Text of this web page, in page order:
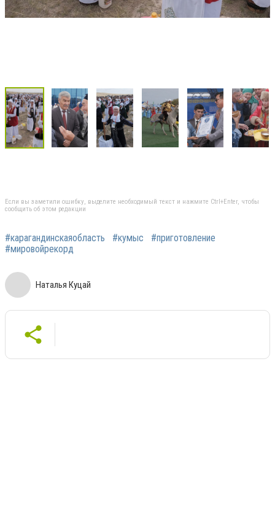
Если вы заметили ошибку, выделите необходимый текст и нажмите Ctrl+Enter, чтобы
сообщить об этом редакции
#карагандинскаяобласть #кумыс
#приготовление
#мировойрекорд
Наталья Куцай